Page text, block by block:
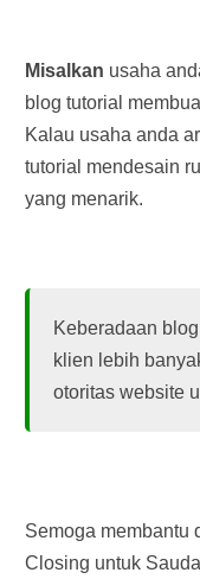
Misalkan usaha
blog tutorial
Kalau usaha anda
tutorial mendesain
yang menarik.
Keberadaan
klien lebih
otoritas website
Semoga membantu
Closing untuk